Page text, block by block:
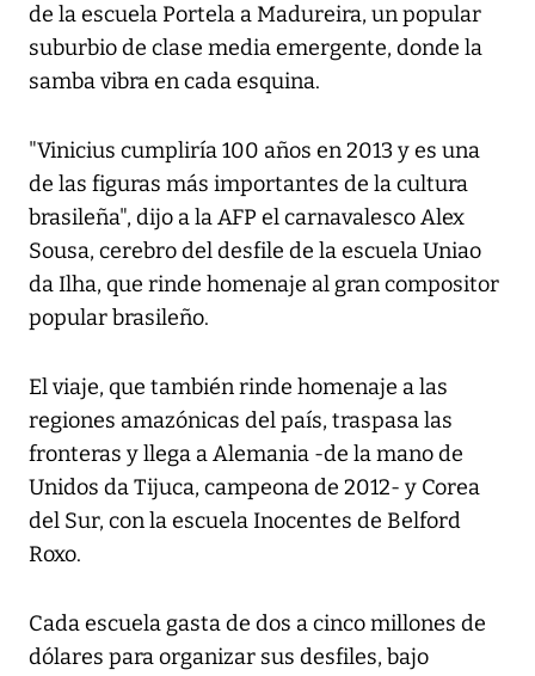
de la escuela Portela a Madureira, un popular
suburbio de clase media emergente, donde la
samba vibra en cada esquina.
"Vinicius cumpliría 100 años en 2013 y es una
de las figuras más importantes de la cultura
brasileña", dijo a la AFP el carnavalesco Alex
Sousa, cerebro del desfile de la escuela Uniao
da Ilha, que rinde homenaje al gran compositor
popular brasileño.
El viaje, que también rinde homenaje a las
regiones amazónicas del país, traspasa las
fronteras y llega a Alemania -de la mano de
Unidos da Tijuca, campeona de 2012- y Corea
del Sur, con la escuela Inocentes de Belford
Roxo.
Cada escuela gasta de dos a cinco millones de
dólares para organizar sus desfiles, bajo